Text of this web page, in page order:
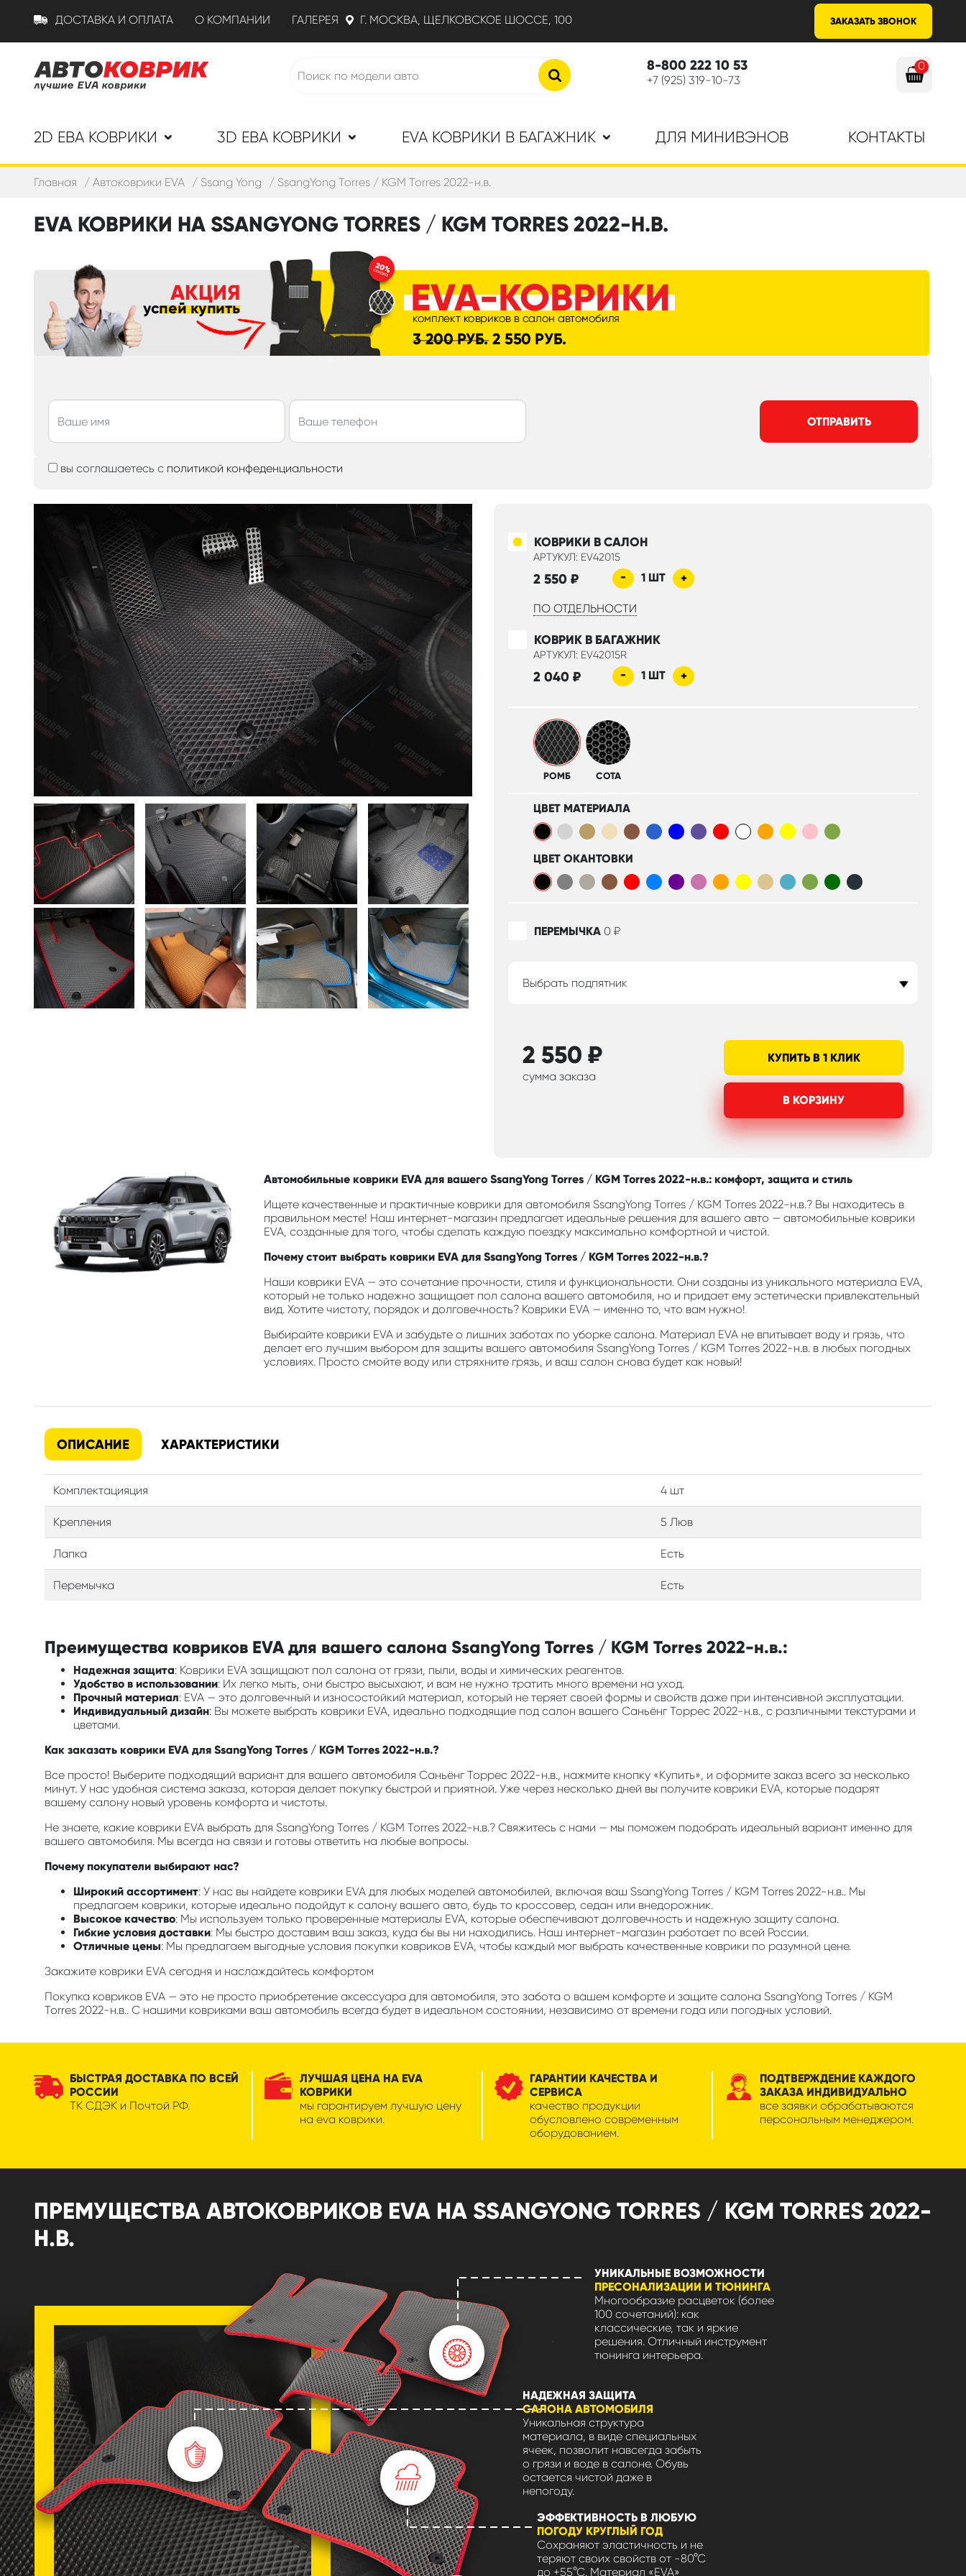
ДОСТАВКА И ОПЛАТА О КОМПАНИИ ГАЛЕРЕЯ Г. МОСКВА, ЩЕЛКОВСКОЕ ШОССЕ, 100 ЗАКАЗАТЬ ЗВОНОК
8-800 222 10 53
+7 (925) 319-10-73
0
2D ЕВА КОВРИКИ 3D ЕВА КОВРИКИ EVA КОВРИКИ В БАГАЖНИК ДЛЯ МИНИВЭНОВ КОНТАКТЫ
Главная Автоковрики EVA Ssang Yong SsangYong Torres / KGM Torres 2022-н.в.
EVA КОВРИКИ НА SSANGYONG TORRES / KGM TORRES 2022-Н.В.
ОТПРАВИТЬ
вы соглашаетесь с политикой конфеденциальности
КОВРИКИ В САЛОН
АРТУКУЛ: EV42015
2 550 ₽ - 1 ШТ +
ПО ОТДЕЛЬНОСТИ
КОВРИК В БАГАЖНИК
АРТУКУЛ: EV42015R
2 040 ₽ - 1 ШТ +
РОМБ СОТА
ЦВЕТ МАТЕРИАЛА
ЦВЕТ ОКАНТОВКИ
ПЕРЕМЫЧКА 0 ₽
Выбрать подпятник
2 550 ₽
сумма заказа
КУПИТЬ В 1 КЛИК
В КОРЗИНУ
Автомобильные коврики EVA для вашего SsangYong Torres / KGM Torres 2022-н.в.: комфорт, защита и стиль
Ищете качественные и практичные коврики для автомобиля SsangYong Torres / KGM Torres 2022-н.в.? Вы находитесь в
правильном месте! Наш интернет-магазин предлагает идеальные решения для вашего авто — автомобильные коврики
EVA, созданные для того, чтобы сделать каждую поездку максимально комфортной и чистой.
Почему стоит выбрать коврики EVA для SsangYong Torres / KGM Torres 2022-н.в.?
Наши коврики EVA — это сочетание прочности, стиля и функциональности. Они созданы из уникального материала EVA,
который не только надежно защищает пол салона вашего автомобиля, но и придает ему эстетически привлекательный
вид. Хотите чистоту, порядок и долговечность? Коврики EVA — именно то, что вам нужно!
Выбирайте коврики EVA и забудьте о лишних заботах по уборке салона. Материал EVA не впитывает воду и грязь, что
делает его лучшим выбором для защиты вашего автомобиля SsangYong Torres / KGM Torres 2022-н.в. в любых погодных
условиях. Просто смойте воду или стряхните грязь, и ваш салон снова будет как новый!
ОПИСАНИЕ ХАРАКТЕРИСТИКИ
Комплектацияция 4 шт
Крепления 5 Люв
Лапка Есть
Перемычка Есть
Преимущества ковриков EVA для вашего салона SsangYong Torres / KGM Torres 2022-н.в.:
Надежная защита: Коврики EVA защищают пол салона от грязи, пыли, воды и химических реагентов.
Удобство в использовании: Их легко мыть, они быстро высыхают, и вам не нужно тратить много времени на уход.
Прочный материал: EVA — это долговечный и износостойкий материал, который не теряет своей формы и свойств даже при интенсивной эксплуатации.
Индивидуальный дизайн: Вы можете выбрать коврики EVA, идеально подходящие под салон вашего Саньёнг Торрес 2022-н.в., с различными текстурами и
цветами.
Как заказать коврики EVA для SsangYong Torres / KGM Torres 2022-н.в.?
Все просто! Выберите подходящий вариант для вашего автомобиля Саньёнг Торрес 2022-н.в., нажмите кнопку «Купить», и оформите заказ всего за несколько
минут. У нас удобная система заказа, которая делает покупку быстрой и приятной. Уже через несколько дней вы получите коврики EVA, которые подарят
вашему салону новый уровень комфорта и чистоты.
Не знаете, какие коврики EVA выбрать для SsangYong Torres / KGM Torres 2022-н.в.? Свяжитесь с нами — мы поможем подобрать идеальный вариант именно для
вашего автомобиля. Мы всегда на связи и готовы ответить на любые вопросы.
Почему покупатели выбирают нас?
Широкий ассортимент: У нас вы найдете коврики EVA для любых моделей автомобилей, включая ваш SsangYong Torres / KGM Torres 2022-н.в.. Мы
предлагаем коврики, которые идеально подойдут к салону вашего авто, будь то кроссовер, седан или внедорожник.
Высокое качество: Мы используем только проверенные материалы EVA, которые обеспечивают долговечность и надежную защиту салона.
Гибкие условия доставки: Мы быстро доставим ваш заказ, куда бы вы ни находились. Наш интернет-магазин работает по всей России.
Отличные цены: Мы предлагаем выгодные условия покупки ковриков EVA, чтобы каждый мог выбрать качественные коврики по разумной цене.
Закажите коврики EVA сегодня и наслаждайтесь комфортом
Покупка ковриков EVA — это не просто приобретение аксессуара для автомобиля, это забота о вашем комфорте и защите салона SsangYong Torres / KGM
Torres 2022-н.в.. С нашими ковриками ваш автомобиль всегда будет в идеальном состоянии, независимо от времени года или погодных условий.
БЫСТРАЯ ДОСТАВКА ПО ВСЕЙ
РОССИИ
ТК СДЭК и Почтой РФ.
ЛУЧШАЯ ЦЕНА НА EVA
КОВРИКИ
мы гарантируем лучшую цену
на eva коврики.
ГАРАНТИИ КАЧЕСТВА И
СЕРВИСА
качество продукции
обусловлено современным
оборудованием.
ПОДТВЕРЖДЕНИЕ КАЖДОГО
ЗАКАЗА ИНДИВИДУАЛЬНО
все заявки обрабатываются
персональным менеджером.
ПРЕМУЩЕСТВА АВТОКОВРИКОВ EVA НА SSANGYONG TORRES / KGM TORRES 2022-
Н.В.
УНИКАЛЬНЫЕ ВОЗМОЖНОСТИ
ПРЕСОНАЛИЗАЦИИ И ТЮНИНГА
Многообразие расцветок (более
100 сочетаний): как
классические, так и яркие
решения. Отличный инструмент
тюнинга интерьера.
НАДЕЖНАЯ ЗАЩИТА
САЛОНА АВТОМОБИЛЯ
Уникальная структура
материала, в виде специальных
ячеек, позволит навсегда забыть
о грязи и воде в салоне. Обувь
остается чистой даже в
непогоду.
ЭФФЕКТИВНОСТЬ В ЛЮБУЮ
ПОГОДУ КРУГЛЫЙ ГОД
Сохраняют эластичность и не
теряют своих свойств от -80°С
до +55°С. Материал «EVA»